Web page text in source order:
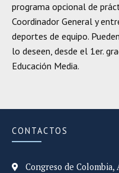
programa opcional de
Coordinador General y
deportes de equipo.
lo deseen, desde el 1er.
Educación Media.
CONTACTOS
Congreso de Colombia,